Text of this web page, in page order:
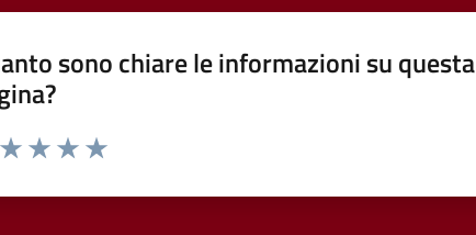
sono chiare le informazioni su questa
da 1 a 5 stelle la pagina